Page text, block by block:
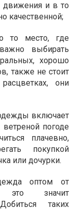
движения и в то
качественной;
то место, где
выбирать
хорошо
также не стоит
они
включает
ветреной погоде
плачевно,
покупкой
или дочурки.
оптом от
это значит
таких